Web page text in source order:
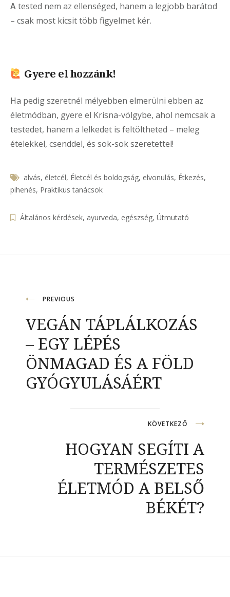
Atested nem az ellenséged, hanem a legjobb barátod
– csak most kicsit több figyelmet kér.
Gyere el hozzánk!
Ha pedig szeretnél mélyebben elmerülni ebben az
életmódban, gyere el Krisna-völgybe, ahol nemcsak a
testedet, hanem a lelkedet is feltöltheted – meleg
ételekkel, csenddel, és sok-sok szeretettel!
alvás, életcél, Életcél és boldogság, elvonulás, Étkezés,
pihenés, Praktikus tanácsok
Általános kérdések, ayurveda, egészség, Útmutató
Bejegyzés
navigáció
PREVIOUS
VEGÁN TÁPLÁLKOZÁS
– EGY LÉPÉS
ÖNMAGAD ÉS A FÖLD
GYÓGYULÁSÁÉRT
KÖVETKEZŐ
HOGYAN SEGÍTI A
TERMÉSZETES
ÉLETMÓD A BELSŐ
BÉKÉT?